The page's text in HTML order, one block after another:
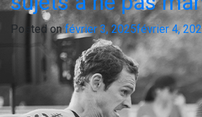
Posted onfévrier 3, 2025février 4,